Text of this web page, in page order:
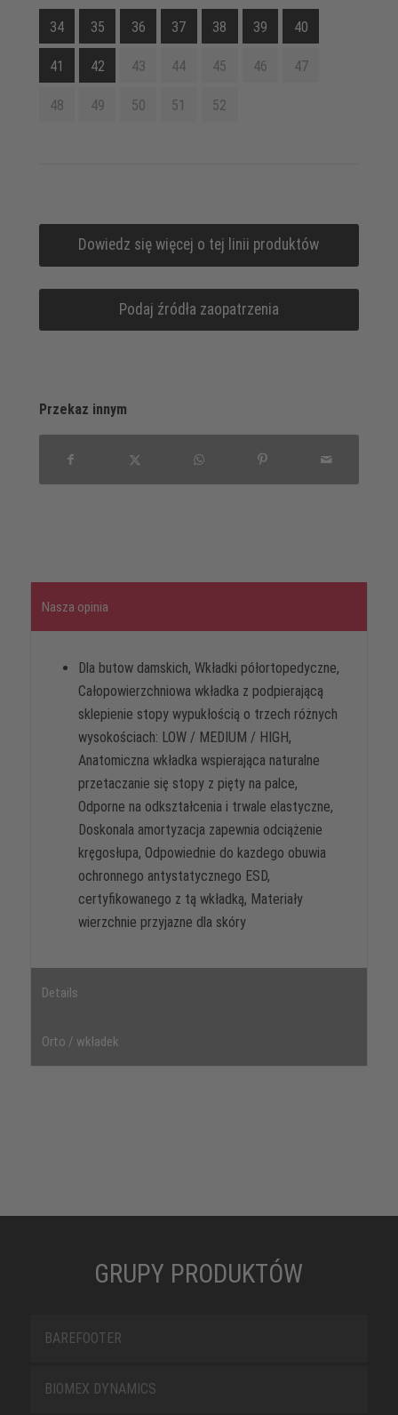
34 35 36 37 38 39 40
41 42 43 44 45 46 47
48 49 50 51 52
Dowiedz się więcej o tej linii produktów
Podaj źródła zaopatrzenia
Przekaz innym
Nasza opinia
Dla butow damskich, Wkładki półortopedyczne,
Całopowierzchniowa wkładka z podpierającą
sklepienie stopy wypukłością o trzech różnych
wysokościach: LOW / MEDIUM / HIGH,
Anatomiczna wkładka wspierająca naturalne
przetaczanie się stopy z pięty na palce,
Odporne na odkształcenia i trwale elastyczne,
Doskonala amortyzacja zapewnia odciążenie
kręgosłupa, Odpowiednie do kazdego obuwia
ochronnego antystatycznego ESD,
certyfikowanego z tą wkładką, Materiały
wierzchnie przyjazne dla skóry
Details
Orto / wkładek
GRUPY PRODUKTÓW
BAREFOOTER
BIOMEX DYNAMICS